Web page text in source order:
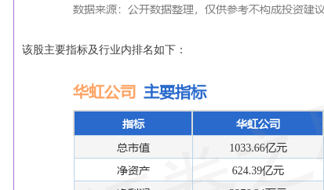
该股主要指标及行业内排名如下：